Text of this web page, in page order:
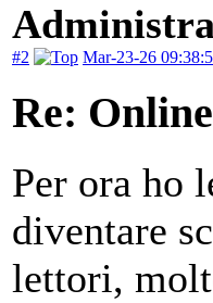
#2 Mar-23-26
Re:
Per ora ho
diventare
lettori,